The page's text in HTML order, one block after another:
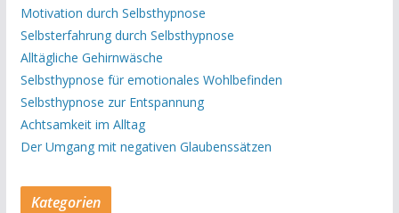
Motivation durch Selbsthypnose
Selbsterfahrung durch Selbsthypnose
Alltägliche Gehirnwäsche
Selbsthypnose für emotionales Wohlbefinden
Selbsthypnose zur Entspannung
Achtsamkeit im Alltag
Der Umgang mit negativen Glaubenssätzen
Kategorien